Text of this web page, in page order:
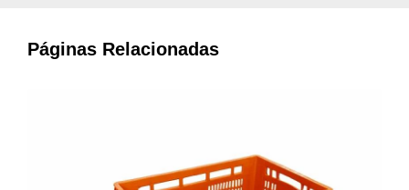
Páginas Relacionadas